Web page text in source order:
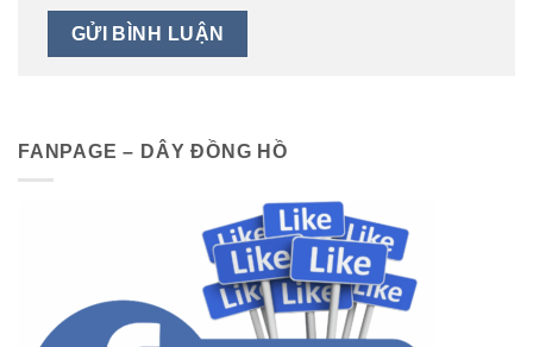
FANPAGE – DÂY ĐỒNG HỒ